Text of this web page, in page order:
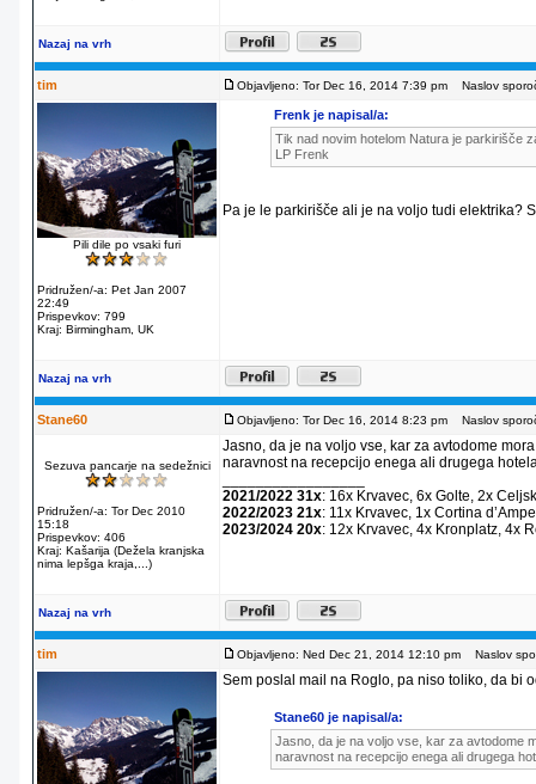
Nazaj na vrh
tim Objavljeno: Tor Dec 16, 2014 7:39 pm Naslov
Pili dile po vsaki furi
Pridružen/-a: Pet Jan 2007
22:49
Prispevkov: 799
Kraj: Birmingham, UK
Frenk je napisal/a:
Tik nad novim hotelom Natura je parkirišče
LP Frenk
Pa je le parkirišče ali je na voljo tudi elektrika?
Nazaj na vrh
Stane60 Objavljeno: Tor Dec 16, 2014 8:23 pm Naslov
Sezuva pancarje na sedežnici
Pridružen/-a: Tor Dec 2010
15:18
Prispevkov: 406
Kraj: Kašarija (Dežela kranjska
nima lepšga kraja,...)
Jasno, da je na voljo vse, kar za avtodome
naravnost na recepcijo enega ali drugega
2021/2022 31x: 16x Krvavec, 6x Golte, 2x
2022/2023 21x: 11x Krvavec, 1x Cortina
2023/2024 20x: 12x Krvavec, 4x Kronplatz, 4x
Nazaj na vrh
tim Objavljeno: Ned Dec 21, 2014 12:10 pm Naslov
Sem poslal mail na Roglo, pa niso toliko, da bi
Stane60 je napisal/a:
Jasno, da je na voljo vse, kar za avtodome
naravnost na recepcijo enega ali drugega